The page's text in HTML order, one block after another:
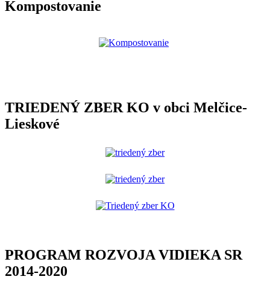
Kompostovanie
TRIEDENÝ ZBER KO v obci Melčice-
Lieskové
PROGRAM ROZVOJA VIDIEKA SR
2014-2020